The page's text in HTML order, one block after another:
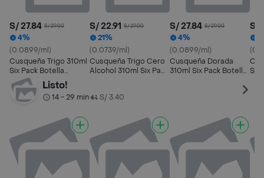
S/ 27.84 S/ 29.00
4%
(0.0899/ml)
Cusqueña Trigo 310ml
Six Pack Botella
Cerveza
S/ 22.91 S/ 29.00
21%
(0.0739/ml)
Cusqueña Trigo Cero
Alcohol 310ml Six Pack
S/ 27.84 S/ 29.00
4%
(0.0899/ml)
Cusqueña Dorada
310ml Six Pack Botella
S/
Six
Listo!
14 - 29 min• S/ 3.40